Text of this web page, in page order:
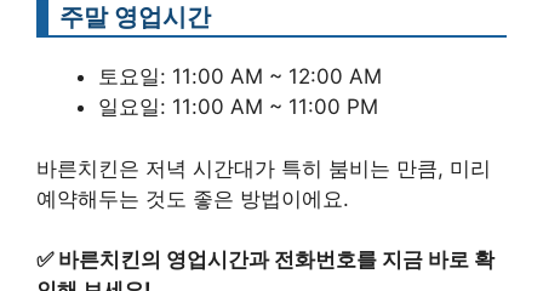
주말 영업시간
토요일: 11:00 AM ~ 12:00 AM
일요일: 11:00 AM ~ 11:00 PM
바른치킨은 저녁 시간대가 특히 붐비는 만큼, 미리
예약해두는 것도 좋은 방법이에요.
✅ 바른치킨의 영업시간과 전화번호를 지금 바로 확